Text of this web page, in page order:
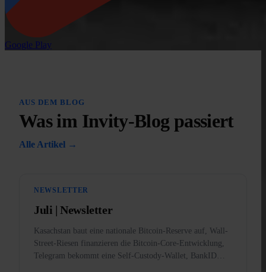
Google Play
AUS DEM BLOG
Was im Invity-Blog passiert
Alle Artikel →
NEWSLETTER
Juli | Newsletter
Kasachstan baut eine nationale Bitcoin-Reserve auf, Wall-
Street-Riesen finanzieren die Bitcoin-Core-Entwicklung,
Telegram bekommt eine Self-Custody-Wallet, BankID